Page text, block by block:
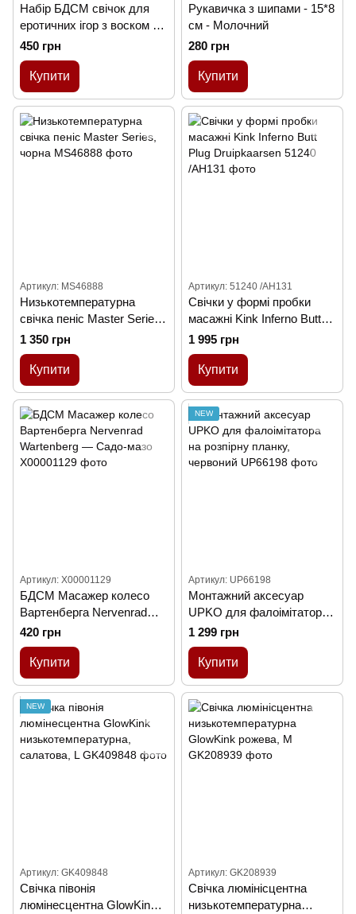
Набір БДСМ свічок для
еротичних ігор з воском -
Садо-мазо
450 грн
Купити
Рукавичка з шипами - 15*8
см - Молочний
280 грн
Купити
Артикул: MS46888
Низькотемпературна
свічка пеніс Master Series,
чорна
1 350 грн
Купити
Артикул: 51240 /AH131
Свічки у формі пробки
масажні Kink Inferno Butt
Plug Druipkaarsen
1 995 грн
Купити
Артикул: X00001129
БДСМ Масажер колесо
Вартенберга Nervenrad
Wartenberg — Садо-мазо
420 грн
Купити
NEW
Артикул: UP66198
Монтажний аксесуар
UPKO для фалоімітатора
на розпірну планку,
червоний
1 299 грн
Купити
NEW
Артикул: GK409848
Свічка півонія
люмінесцентна GlowKink
Артикул: GK208939
Cвiчка люмінісцентна
низькотемпературна